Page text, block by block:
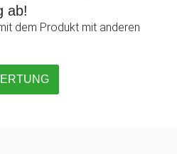
ab!
dem Produkt mit anderen